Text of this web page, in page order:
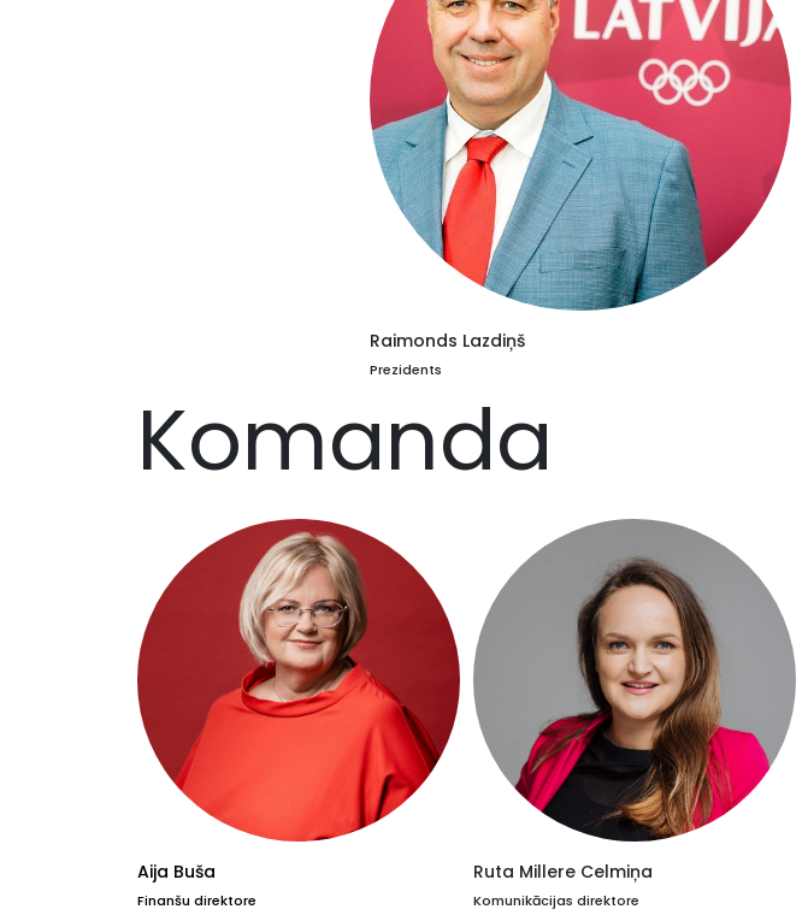
Raimonds Lazdiņš
Prezidents
Komanda
Aija Buša
Finanšu direktore
Ruta Millere Celmiņa
Komunikācijas direktore